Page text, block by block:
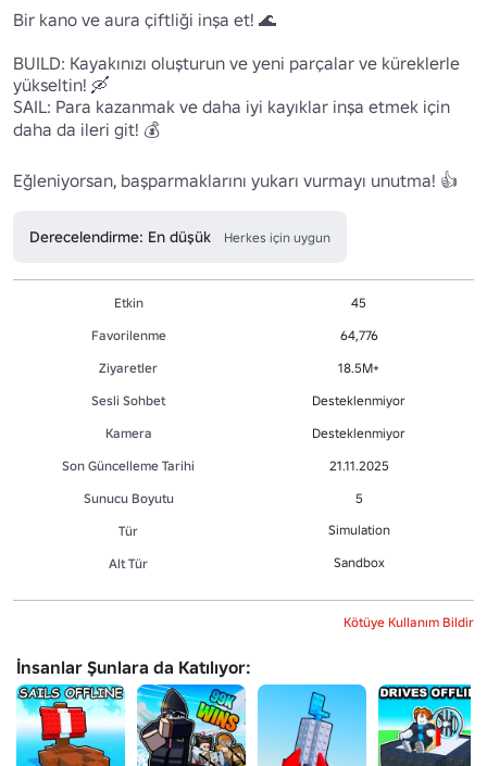
Bir kano ve aura çiftliği inşa et! 🌊
BUILD: Kayakınızı oluşturun ve yeni parçalar ve küreklerle
yükseltin! 🛶
SAIL: Para kazanmak ve daha iyi kayıklar inşa etmek için
daha da ileri git! 💰
Eğleniyorsan, başparmaklarını yukarı vurmayı unutma! 👍
Derecelendirme: En düşük Herkes için uygun
Etkin
45
Favorilenme
64,776
Ziyaretler
18.5M+
Sesli Sohbet
Desteklenmiyor
Kamera
Desteklenmiyor
Son Güncelleme Tarihi
21.11.2025
Sunucu Boyutu
5
Tür
Simulation
Alt Tür Sandbox
Kötüye Kullanım Bildir
İnsanlar Şunlara da Katılıyor: